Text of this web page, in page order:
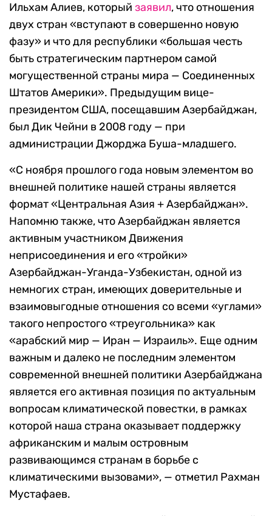
Ильхам Алиев, который заявил, что отношения
двух стран «вступают в совершенно новую
фазу» и что для республики «большая честь
быть стратегическим партнером самой
могущественной страны мира — Соединенных
Штатов Америки». Предыдущим вице-
президентом США, посещавшим Азербайджан,
был Дик Чейни в 2008 году — при
администрации Джорджа Буша-младшего.
«С ноября прошлого года новым элементом во
внешней политике нашей страны является
формат «Центральная Азия + Азербайджан».
Напомню также, что Азербайджан является
активным участником Движения
неприсоединения и его «тройки»
Азербайджан-Уганда-Узбекистан, одной из
немногих стран, имеющих доверительные и
взаимовыгодные отношения со всеми «углами»
такого непростого «треугольника» как
«арабский мир — Иран — Израиль». Еще одним
важным и далеко не последним элементом
современной внешней политики Азербайджана
является его активная позиция по актуальным
вопросам климатической повестки, в рамках
которой наша страна оказывает поддержку
африканским и малым островным
развивающимся странам в борьбе с
климатическими вызовами», — отметил Рахман
Мустафаев.